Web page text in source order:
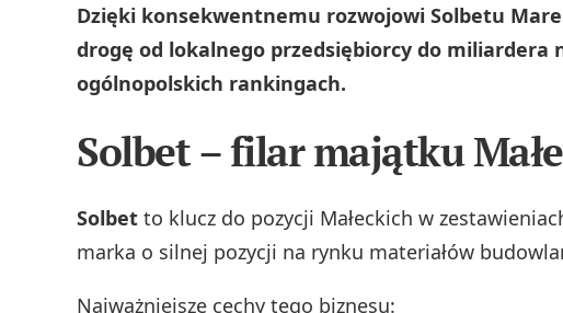
Dzięki konsekwentnemu rozwojowi Solbetu
drogę od lokalnego przedsiębiorcy do miliardera
ogólnopolskich rankingach.
Solbet – filar majątku
Solbet to klucz do pozycji Małeckich w
marka o silnej pozycji na rynku materiałów
Najważniejsze cechy tego biznesu: